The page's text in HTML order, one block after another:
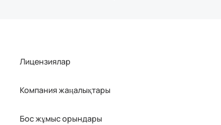
Лицензиялар
Компания жаңалықтары
Бос жұмыс орындары